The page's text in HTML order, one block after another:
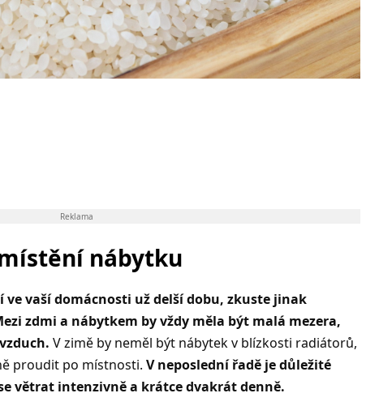
Reklama
nábytku
vaší domácnosti už delší dobu, zkuste jinak
zdmi a nábytkem by vždy měla být malá mezera,
V zimě by neměl být nábytek v blízkosti radiátorů,
proudit po místnosti. V neposlední řadě je důležité
větrat intenzivně a krátce dvakrát denně.